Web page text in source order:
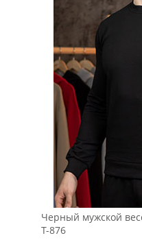
Черный мужской
Т-876